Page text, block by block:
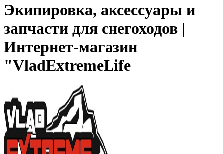
Экипировка, аксессуары и
запчасти для снегоходов |
Интернет-магазин
"VladExtremeLife